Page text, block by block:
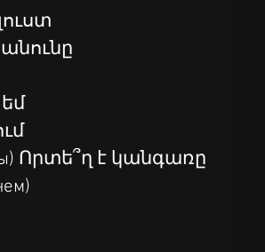
անունը
Որտե՞ղ է կանգառը